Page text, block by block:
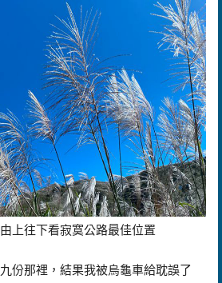
上往下看寂寞公路最佳位置
份那裡，結果我被烏龜車給耽誤了